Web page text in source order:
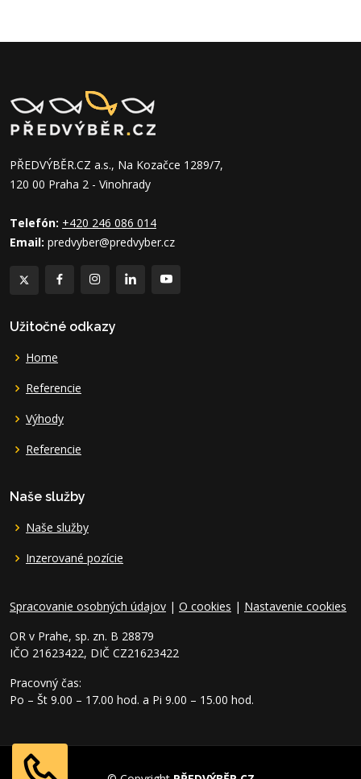
PŘEDVÝBĚR.CZ a.s., Na Kozačce 1289/7,
120 00 Praha 2 - Vinohrady
Telefón: +420 246 086 014
Email: predvyber@predvyber.cz
Užitočné odkazy
Home
Referencie
Výhody
Referencie
Naše služby
Naše služby
Inzerované pozície
Spracovanie osobných údajov | O cookies | Nastavenie cookies
OR v Prahe, sp. zn. B 28879
IČO 21623422, DIČ CZ21623422
Pracovný čas:
Po – Št 9.00 – 17.00 hod. a Pi 9.00 – 15.00 hod.